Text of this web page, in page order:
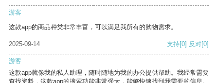
游客
这款app的商品种类非常丰富，可以满足我所有的购物需求。
2025-09-14 支持[0] 反对[0]
游客
这款app就像我的私人助理，随时随地为我的办公提供帮助。我经常需要
查找资料，这款app的搜索功能非常强大，能够快速找到我需要的信息。